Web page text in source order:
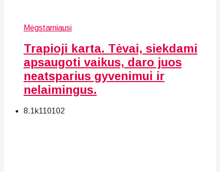
Mėgstamiausi
Trapioji karta. Tėvai, siekdami
apsaugoti vaikus, daro juos
neatsparius gyvenimui ir
nelaimingus.
8.1k110102